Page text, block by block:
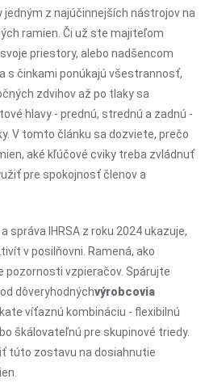
jedným z najúčinnejších nástrojov na
ramien. Či už ste majiteľom
priestory, alebo nadšencom
s činkami ponúkajú všestrannosť,
zdvihov až po tlaky sa
hlavy - prednú, strednú a zadnú -
V tomto článku sa dozviete, prečo
aké kľúčové cviky treba zvládnuť
pre spokojnosť členov a
správa IHRSA z roku 2024 ukazuje,
v posilňovni. Ramená, ako
pozornosti vzpieračov. Spárujte
dôveryhodnýchvýrobcovia
víťaznú kombináciu - flexibilnú
škálovateľnú pre skupinové triedy.
túto zostavu na dosiahnutie